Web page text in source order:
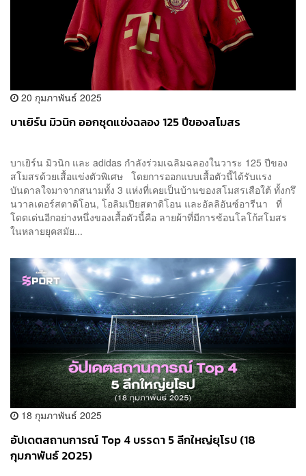
20 กุมภาพันธ์ 2025
บาเยิร์น มิวนิก ออกชุดแข่งฉลอง 125 ปีของสโมสร
บาเยิร์น มิวนิก และ adidas กำลังร่วมเฉลิมฉลองในวาระ 125 ปีของ
สโมสรด้วยเสื้อแข่งตัวพิเศษ โดยการออกแบบเสื้อตัวนี้ได้รับแรง
บันดาลใจมาจากสนามทั้ง 3 แห่งที่เคยเป็นบ้านของสโมสรเสือใต้ ทั้งกรึ
นวาลเดอร์สตาดิโอน, โอลิมเปียสตาดิโอน และอัลลิอันซ์อารีนา ที่
โดดเด่นอีกอย่างหนึ่งของเสื้อตัวนี้คือ ลายผ้าที่มีการซ้อนโลโก้สโมสร
ในหลายยุคสมัย...
18 กุมภาพันธ์ 2025
อัปเดตสถานการณ์ Top 4 บรรดา 5 ลีกใหญ่ยุโรป (18
กุมภาพันธ์ 2025)